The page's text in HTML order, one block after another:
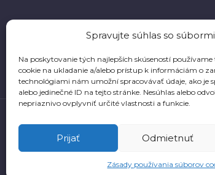
Spravujte súhlas so
Na poskytovanie tých najlepších skúseností
cookie na ukladanie a/alebo prístup k informáciám o
technológiami nám umožní spracovávať údaje, ako je
alebo jedinečné ID na tejto stránke. Nesúhlas alebo
nepriaznivo ovplyvniť určité vlastnosti a funkcie.
Prijať Odmietnuť
Zásady používania súborov